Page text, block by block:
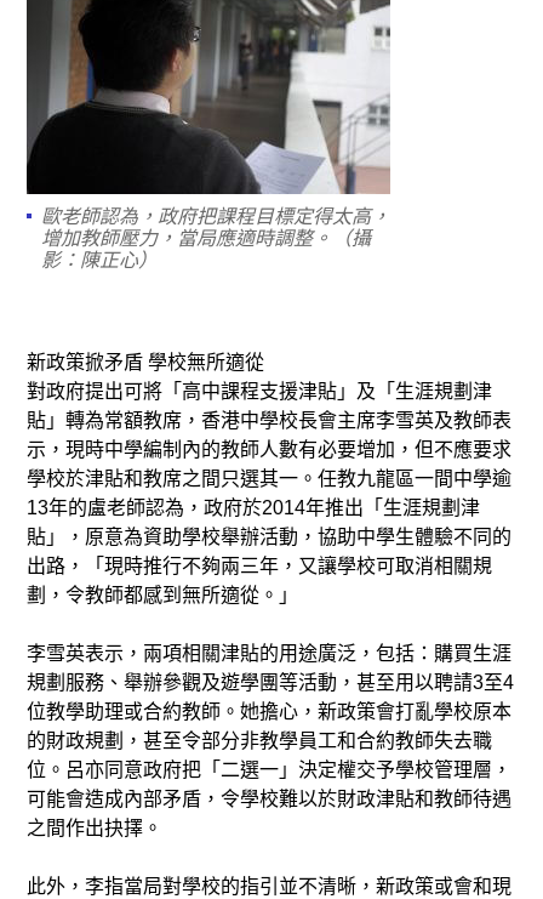
歐老師認為，政府把課程目標定得太高，
增加教師壓力，當局應適時調整。（攝
影：陳正心）
新政策掀矛盾 學校無所適從
對政府提出可將「高中課程支援津貼」及「生涯規劃津
貼」轉為常額教席，香港中學校長會主席李雪英及教師表
示，現時中學編制內的教師人數有必要增加，但不應要求
學校於津貼和教席之間只選其一。任教九龍區一間中學逾
13年的盧老師認為，政府於2014年推出「生涯規劃津
貼」，原意為資助學校舉辦活動，協助中學生體驗不同的
出路，「現時推行不夠兩三年，又讓學校可取消相關規
劃，令教師都感到無所適從。」
李雪英表示，兩項相關津貼的用途廣泛，包括：購買生涯
規劃服務、舉辦參觀及遊學團等活動，甚至用以聘請3至4
位教學助理或合約教師。她擔心，新政策會打亂學校原本
的財政規劃，甚至令部分非教學員工和合約教師失去職
位。呂亦同意政府把「二選一」決定權交予學校管理層，
可能會造成內部矛盾，令學校難以於財政津貼和教師待遇
之間作出抉擇。
此外，李指當局對學校的指引並不清晰，新政策或會和現